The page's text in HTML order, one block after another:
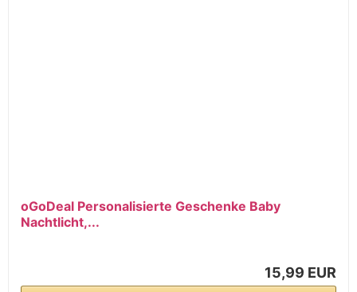
oGoDeal Personalisierte Geschenke Baby
Nachtlicht,...
15,99 EUR